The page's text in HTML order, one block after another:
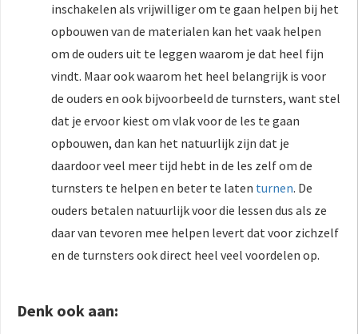
inschakelen als vrijwilliger om te gaan helpen bij het
opbouwen van de materialen kan het vaak helpen
om de ouders uit te leggen waarom je dat heel fijn
vindt. Maar ook waarom het heel belangrijk is voor
de ouders en ook bijvoorbeeld de turnsters, want stel
dat je ervoor kiest om vlak voor de les te gaan
opbouwen, dan kan het natuurlijk zijn dat je
daardoor veel meer tijd hebt in de les zelf om de
turnsters te helpen en beter te laten turnen. De
ouders betalen natuurlijk voor die lessen dus als ze
daar van tevoren mee helpen levert dat voor zichzelf
en de turnsters ook direct heel veel voordelen op.
Denk ook aan: